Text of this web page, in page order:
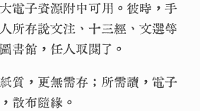
電子資源附中可用。彼時，手
所存說文注、十三經、文選等
書館，任人取閱了。
質，更無需存；所需讀，電子
散布隨緣。